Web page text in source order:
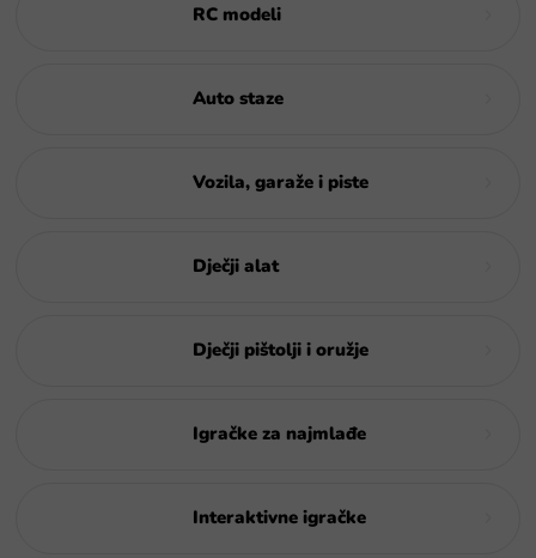
RC modeli
Auto staze
Vozila, garaže i piste
Dječji alat
Dječji pištolji i oružje
Igračke za najmlađe
Interaktivne igračke